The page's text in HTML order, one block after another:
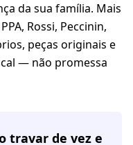
da sua família. Mais
Rossi, Peccinin,
peças originais e
— não promessa
travar de vez e